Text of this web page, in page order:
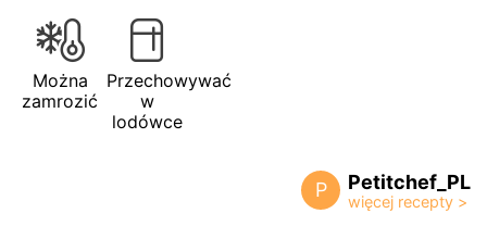
Można
zamrozić
Przechowywać
w
lodówce
P Petitchef_PL